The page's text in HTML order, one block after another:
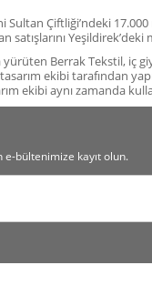
Çiftliği’ndeki
Berrak Tekstil, iç
ekibi tarafından
ekibi aynı zamanda
bültenimize kayıt olun.